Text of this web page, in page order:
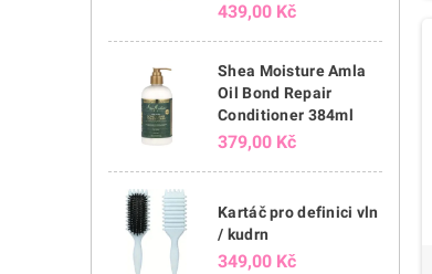
439,00 Kč
Shea Moisture Amla
Oil Bond Repair
Conditioner 384ml
379,00 Kč
Kartáč pro definici vln
/ kudrn
349,00 Kč